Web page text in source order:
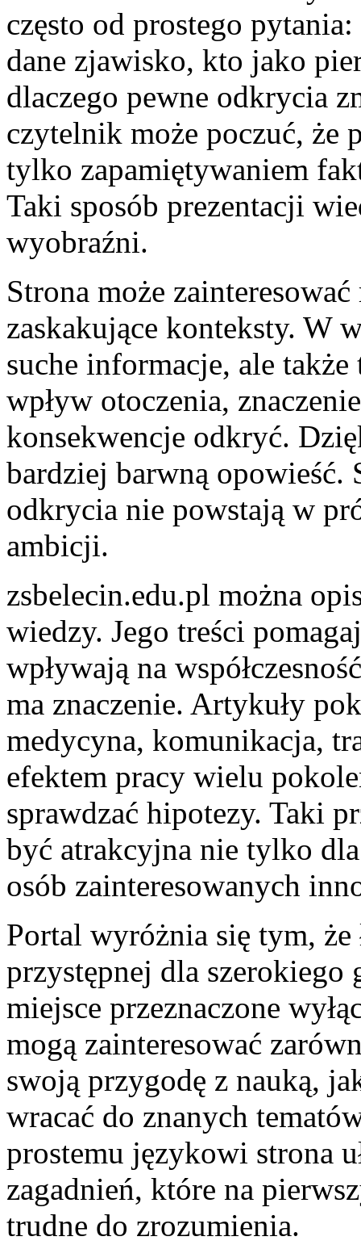
często od prostego
dane zjawisko, kto jako
dlaczego pewne odkrycia
czytelnik może poczuć, że
tylko zapamiętywaniem
Taki sposób prezentacji
wyobraźni.
Strona może
zaskakujące konteksty. W
suche informacje, ale
wpływ otoczenia,
konsekwencje odkryć.
bardziej barwną opowieść.
odkrycia nie powstają w
ambicji.
zsbelecin.edu.pl można
wiedzy. Jego treści
wpływają na
ma znaczenie. Artykuły
medycyna, komunikacja,
efektem pracy wielu
sprawdzać hipotezy. Taki
być atrakcyjna nie tylko
osób zainteresowanych
Portal wyróżnia się tym,
przystępnej dla
miejsce przeznaczone
mogą zainteresować
swoją przygodę z nauką,
wracać do znanych
prostemu językowi strona
zagadnień, które na
trudne do zrozumienia.